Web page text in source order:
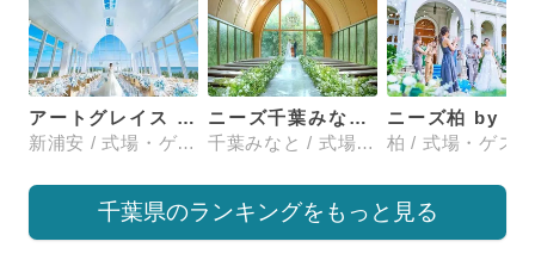
アートグレイス ウエディングコースト 東京ベイ
新浦安 / 式場・ゲストハウス
ニーズ千葉みなと by T&G WEDDING(旧 ベイサイドパーク迎賓館 千葉みなと)
千葉みなと / 式場・ゲストハウス
千葉県のランキングをもっと見る